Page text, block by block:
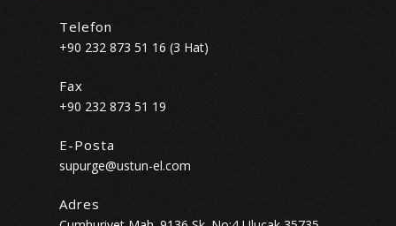
Telefon
+90 232 873 51 16 (3 Hat)
Fax
+90 232 873 51 19
E-Posta
supurge@ustun-el.com
Adres